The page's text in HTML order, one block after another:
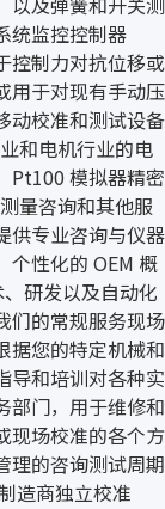
统监控控制器
控制力对抗位移或
用于对现有手动压
动校准和测试设备
和电机行业的电
Pt100 模拟器精密
量咨询和其他服
供专业咨询与仪器
个性化的 OEM 概
研发以及自动化
们的常规服务现场
据您的特定机械和
导和培训对各种实
部门，用于维修和
现场校准的各个方
理的咨询测试周期
造商独立校准